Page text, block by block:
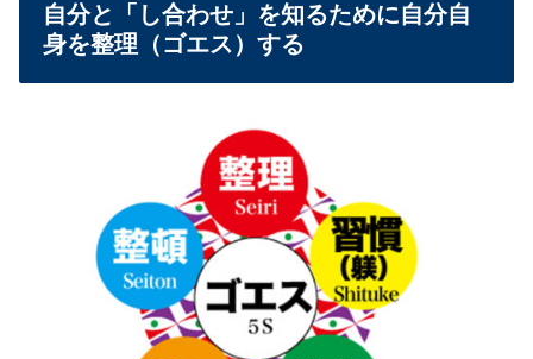
自分と「し合わせ」を知るために自分自
身を整理（ゴエス）する